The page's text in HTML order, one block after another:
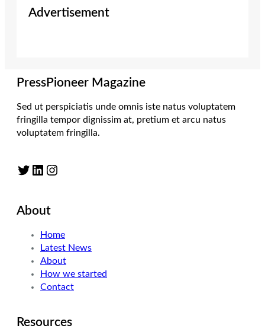
Advertisement
PressPioneer Magazine
Sed ut perspiciatis unde omnis iste natus voluptatem
fringilla tempor dignissim at, pretium et arcu natus
voluptatem fringilla.
Twitter LinkedIn Instagram
About
Home
Latest News
About
How we started
Contact
Resources